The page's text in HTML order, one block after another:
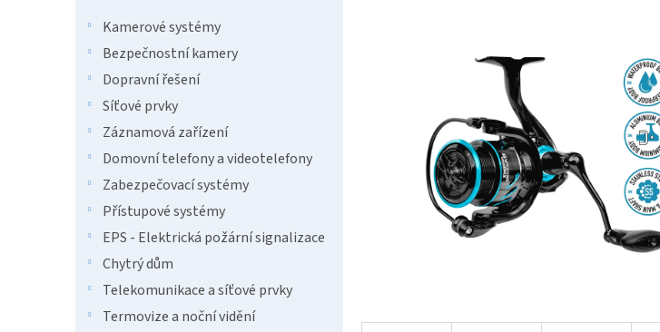
Kamerové systémy
Bezpečnostní kamery
Dopravní řešení
Síťové prvky
Záznamová zařízení
Domovní telefony a videotelefony
Zabezpečovací systémy
Přístupové systémy
EPS - Elektrická požární signalizace
Chytrý dům
Telekomunikace a síťové prvky
Termovize a noční vidění